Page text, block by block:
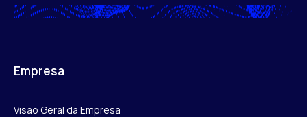
Empresa
Visão Geral da Empresa